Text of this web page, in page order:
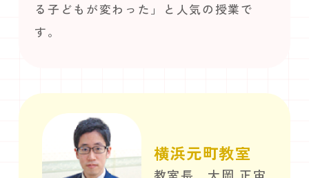
る子どもが変わった」と人気の授業で
す。
横浜元町教室
教室長 大岡 正宙